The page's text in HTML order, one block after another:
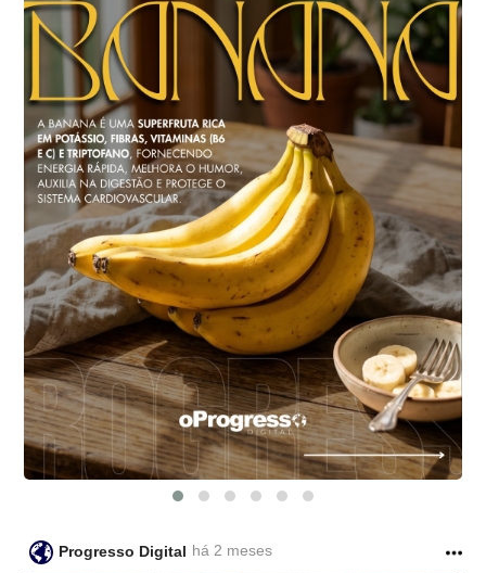
Progresso Digital há 2 meses